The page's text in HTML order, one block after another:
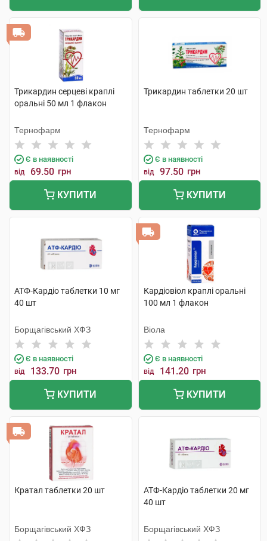
Трикардин серцеві краплі
оральні 50 мл 1 флакон
Тернофарм
Є в наявності
від 69.50 грн
КУПИТИ
Трикардин таблетки 20 шт
Тернофарм
Є в наявності
від 97.50 грн
КУПИТИ
АТФ-Кардіо таблетки 10 мг
40 шт
Борщагівський ХФЗ
Є в наявності
від 133.70 грн
КУПИТИ
Кардіовіол краплі оральні
100 мл 1 флакон
Віола
Є в наявності
від 141.20 грн
КУПИТИ
Кратал таблетки 20 шт
Борщагівський ХФЗ
АТФ-Кардіо таблетки 20 мг
40 шт
Борщагівський ХФЗ